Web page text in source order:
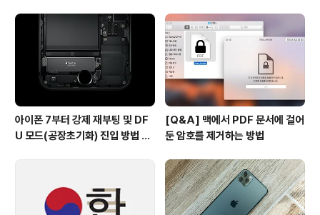
아이폰 7부터 강제 재부팅 및 DF
U 모드(공장초기화) 진입 방법 변
[Q&A] 맥에서 PDF 문서에 걸어
둔 암호를 제거하는 방법